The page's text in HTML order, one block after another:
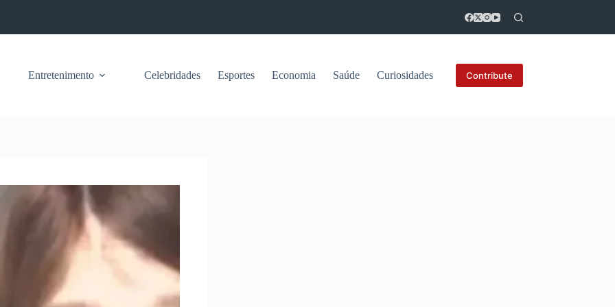
Entretenimento Celebridades Esportes Economia Saúde Curiosidades Contribute